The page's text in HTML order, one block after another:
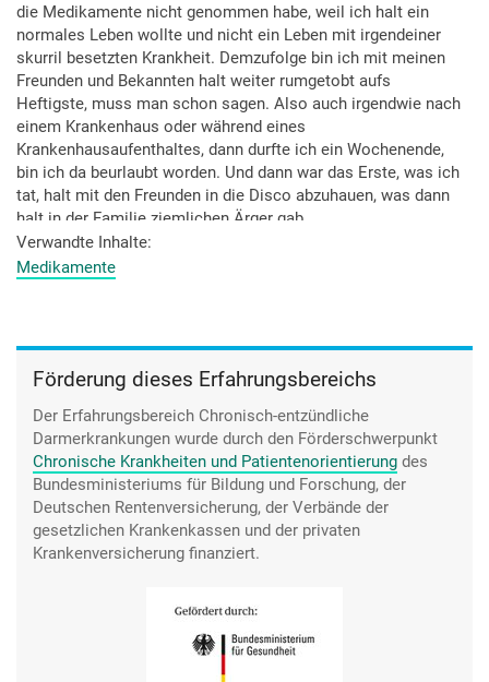
die Medikamente nicht genommen habe, weil ich halt ein
normales Leben wollte und nicht ein Leben mit irgendeiner
skurril besetzten Krankheit. Demzufolge bin ich mit meinen
Freunden und Bekannten halt weiter rumgetobt aufs
Heftigste, muss man schon sagen. Also auch irgendwie nach
einem Krankenhaus oder während eines
Krankenhausaufenthaltes, dann durfte ich ein Wochenende,
bin ich da beurlaubt worden. Und dann war das Erste, was ich
tat, halt mit den Freunden in die Disco abzuhauen, was dann
halt in der Familie ziemlichen Ärger gab.
Verwandte Inhalte
Medikamente
Förderung dieses Erfahrungsbereichs
Der Erfahrungsbereich Chronisch-entzündliche
Darmerkrankungen wurde durch den Förderschwerpunkt
Chronische Krankheiten und Patientenorientierung des
Bundesministeriums für Bildung und Forschung, der
Deutschen Rentenversicherung, der Verbände der
gesetzlichen Krankenkassen und der privaten
Krankenversicherung finanziert.